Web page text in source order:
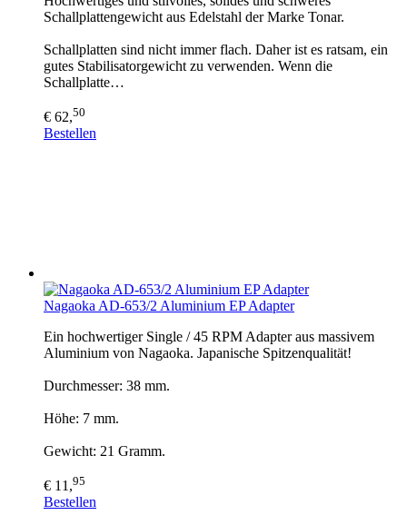
Schallplattengewicht aus Edelstahl der Marke Tonar.
Schallplatten sind nicht immer flach. Daher ist es ratsam, ein
gutes Stabilisatorgewicht zu verwenden. Wenn die
Schallplatte…
€ 62,50
Bestellen
Nagaoka AD-653/2 Aluminium EP Adapter
Ein hochwertiger Single / 45 RPM Adapter aus massivem
Aluminium von Nagaoka. Japanische Spitzenqualität!
Durchmesser: 38 mm.
Höhe: 7 mm.
Gewicht: 21 Gramm.
€ 11,95
Bestellen